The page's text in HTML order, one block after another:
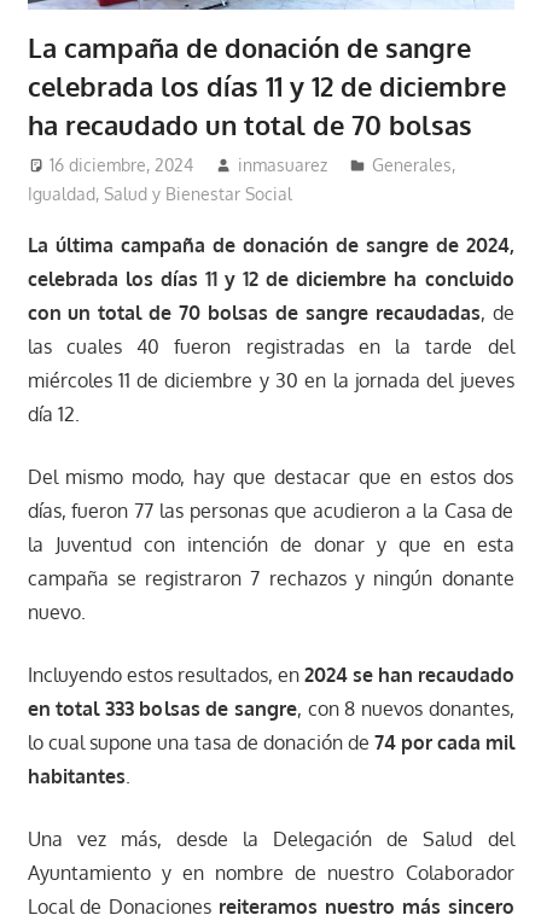
La campaña de donación de sangre
celebrada los días 11 y 12 de diciembre
ha recaudado un total de 70 bolsas
16 diciembre, 2024 inmasuarez Generales,
Igualdad, Salud y Bienestar Social
La última campaña de donación de sangre de 2024,
celebrada los días 11 y 12 de diciembre ha concluido
con un total de 70 bolsas de sangre recaudadas, de
las cuales 40 fueron registradas en la tarde del
miércoles 11 de diciembre y 30 en la jornada del jueves
día 12.
Del mismo modo, hay que destacar que en estos dos
días, fueron 77 las personas que acudieron a la Casa de
la Juventud con intención de donar y que en esta
campaña se registraron 7 rechazos y ningún donante
nuevo.
Incluyendo estos resultados, en2024 se han recaudado
en total 333 bolsas de sangre, con 8 nuevos donantes,
lo cual supone una tasa de donación de 74 por cada mil
habitantes.
Una vez más, desde la Delegación de Salud del
Ayuntamiento y en nombre de nuestro Colaborador
Local de Donaciones reiteramos nuestro más sincero